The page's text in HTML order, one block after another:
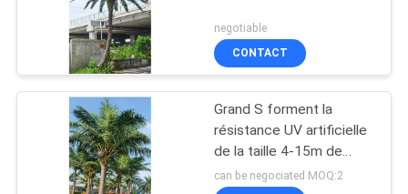
negotiable
CONTACT
Grand S forment la
résistance UV artificielle
de la taille 4-15m de
palmier de noix de coco
can be negociated MOQ:2